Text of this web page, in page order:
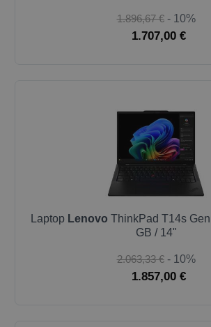
1.896,67 € - 10%
1.707,00 €
Laptop Lenovo ThinkPad T14s
GB / 14"
2.063,33 € - 10%
1.857,00 €